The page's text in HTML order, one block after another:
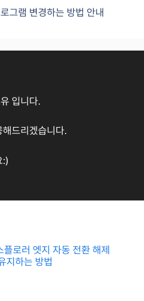
그램 변경하는 방법 안내
입니다.
드리겠습니다.
:)
플로러 엣지 자동 전환 해제
지하는 방법